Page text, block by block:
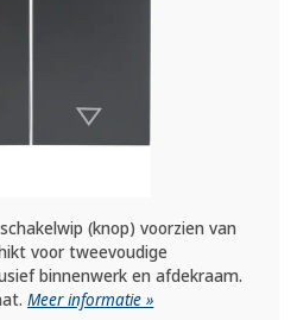
(knop) voorzien van
voor tweevoudige
binnenwerk en afdekraam.
Meer informatie »